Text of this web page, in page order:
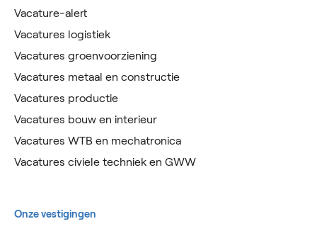
Vacature-alert
Vacatures logistiek
Vacatures groenvoorziening
Vacatures metaal en constructie
Vacatures productie
Vacatures bouw en interieur
Vacatures WTB en mechatronica
Vacatures civiele techniek en GWW
Onze vestigingen